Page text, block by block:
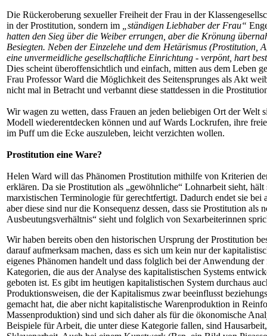
Die Rückeroberung sexueller Freiheit der Frau in der
in der Prostitution, sondern im
„ständigen Liebhaber der Frau“
hatten den Sieg über die Weiber errungen, aber die Krönung
Besiegten. Neben der Einzelehe und dem Hetärismus (Prostitution,
eine unvermeidliche gesellschaftliche Einrichtung - verpönt, hart
Dies scheint überoffensichtlich und einfach, mitten aus dem Leben
Frau Professor Ward die Möglichkeit des Seitensprunges als Akt
nicht mal in Betracht und verbannt diese stattdessen in die
Wir wagen zu wetten, dass Frauen an jeden beliebigen Ort der Welt
Modell wiederentdecken können und auf Wards Lockrufen, ihre
im Puff um die Ecke auszuleben, leicht verzichten wollen.
Prostitution eine Ware?
Helen Ward will das Phänomen Prostitution mithilfe von Kriterien
erklären. Da sie Prostitution als „gewöhnliche“ Lohnarbeit sieht,
marxistischen Terminologie für gerechtfertigt. Dadurch endet sie bei
aber diese sind nur die Konsequenz dessen, dass sie Prostitution als
Ausbeutungsverhältnis“ sieht und folglich von Sexarbeiterinnen
Wir haben bereits oben den historischen Ursprung der Prostitution
darauf aufmerksam machen, dass es sich um kein nur der
eigenes Phänomen handelt und dass folglich bei der Anwendung
Kategorien, die aus der Analyse des kapitalistischen Systems
geboten ist. Es gibt im heutigen kapitalistischen System durchaus
Produktionsweisen, die der Kapitalismus zwar beeinflusst
gemacht hat, die aber nicht kapitalistische Warenproduktion in
Massenproduktion) sind und sich daher als für die ökonomische
Beispiele für Arbeit, die unter diese Kategorie fallen, sind